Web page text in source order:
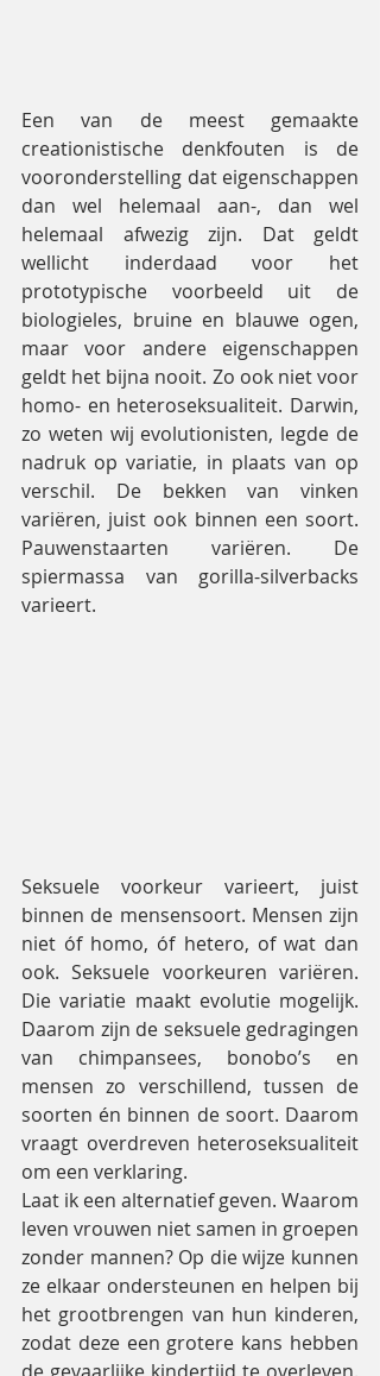
Een van de meest gemaakte
creationistische denkfouten is de
vooronderstelling dat eigenschappen
dan wel helemaal aan-, dan wel
helemaal afwezig zijn. Dat geldt
wellicht inderdaad voor het
prototypische voorbeeld uit de
biologieles, bruine en blauwe ogen,
maar voor andere eigenschappen
geldt het bijna nooit. Zo ook niet voor
homo- en heteroseksualiteit. Darwin,
zo weten wij evolutionisten, legde de
nadruk op variatie, in plaats van op
verschil. De bekken van vinken
variëren, juist ook binnen een soort.
Pauwenstaarten variëren. De
spiermassa van gorilla-silverbacks
varieert.
Seksuele voorkeur varieert, juist
binnen de mensensoort. Mensen zijn
niet óf homo, óf hetero, of wat dan
ook. Seksuele voorkeuren variëren.
Die variatie maakt evolutie mogelijk.
Daarom zijn de seksuele gedragingen
van chimpansees, bonobo’s en
mensen zo verschillend, tussen de
soorten én binnen de soort. Daarom
vraagt overdreven heteroseksualiteit
om een verklaring.
Laat ik een alternatief geven. Waarom
leven vrouwen niet samen in groepen
zonder mannen? Op die wijze kunnen
ze elkaar ondersteunen en helpen bij
het grootbrengen van hun kinderen,
zodat deze een grotere kans hebben